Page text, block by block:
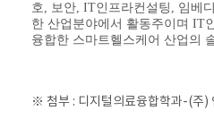
호, 보안, IT인프라컨설팅 , 임베
한 산업분야에서 활동주이며 IT
융합한 스마트헬스케어 산업의
※ 첨부 : 디지털의료융합학과-(주)